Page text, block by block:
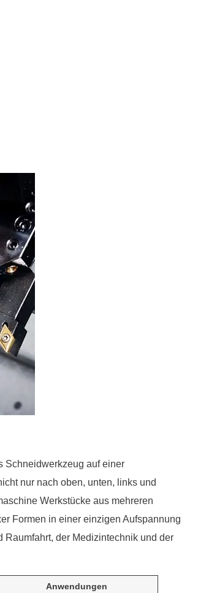
Schneidwerkzeug auf einer
nur nach oben, unten, links und
Werkstücke aus mehreren
Formen in einer einzigen Aufspannung
der Medizintechnik und der
Anwendungen